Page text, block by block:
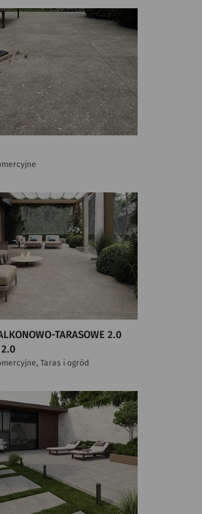
TARASOWE 2.0
2.0
Taras i ogród